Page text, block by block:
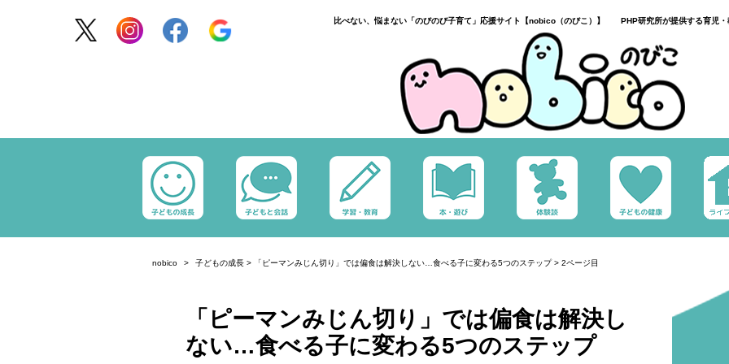
比べない、悩まない「のびのび子育て」応援サイト【nobico（のびこ）】 PHP研究所が提供する育児・
nobico 子どもの成長 > 「ピーマンみじん切り」では偏食は解決しない…食べる子に変わる5つのステップ> 2ページ目
「ピーマンみじん切り」では偏食は解決し
ない…食べる子に変わる5つのステップ